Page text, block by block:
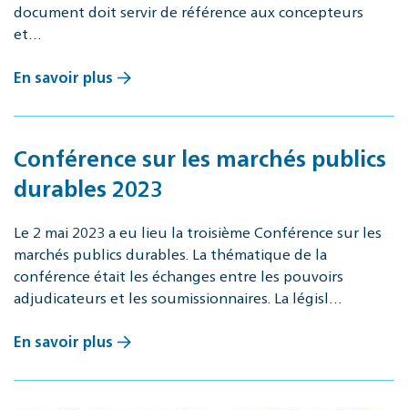
document doit servir de référence aux concepteurs
et…
En savoir plus
Conférence sur les marchés publics
durables 2023
Le 2 mai 2023 a eu lieu la troisième Conférence sur les
marchés publics durables. La thématique de la
conférence était les échanges entre les pouvoirs
adjudicateurs et les soumissionnaires. La législ…
En savoir plus